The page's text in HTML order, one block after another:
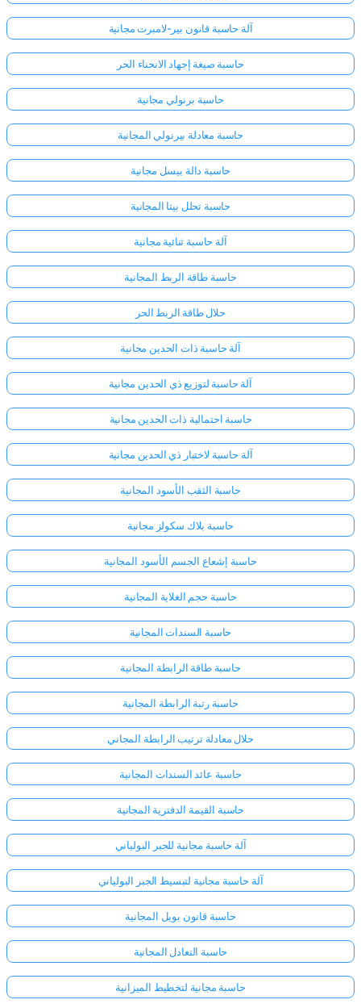
آلة حاسبة قانون بير-لامبرت مجانية
حاسبة صيغة إجهاد الانحناء الحر
حاسبة برنولي مجانية
حاسبة معادلة بيرنولي المجانية
حاسبة دالة بيسل مجانية
حاسبة تحلل بيتا المجانية
آلة حاسبة ثنائية مجانية
حاسبة طاقة الربط المجانية
حلال طاقة الربط الحر
آلة حاسبة ذات الحدين مجانية
آلة حاسبة لتوزيع ذي الحدين مجانية
حاسبة احتمالية ذات الحدين مجانية
آلة حاسبة لاختبار ذي الحدين مجانية
حاسبة الثقب الأسود المجانية
حاسبة بلاك سكولز مجانية
حاسبة إشعاع الجسم الأسود المجانية
حاسبة حجم الغلاية المجانية
حاسبة السندات المجانية
حاسبة طاقة الرابطة المجانية
حاسبة رتبة الرابطة المجانية
حلال معادلة ترتيب الرابطة المجاني
حاسبة عائد السندات المجانية
حاسبة القيمة الدفترية المجانية
آلة حاسبة مجانية للجبر البولياني
آلة حاسبة مجانية لتبسيط الجبر البولياني
حاسبة قانون بويل المجانية
حاسبة التعادل المجانية
حاسبة مجانية لتخطيط الميزانية